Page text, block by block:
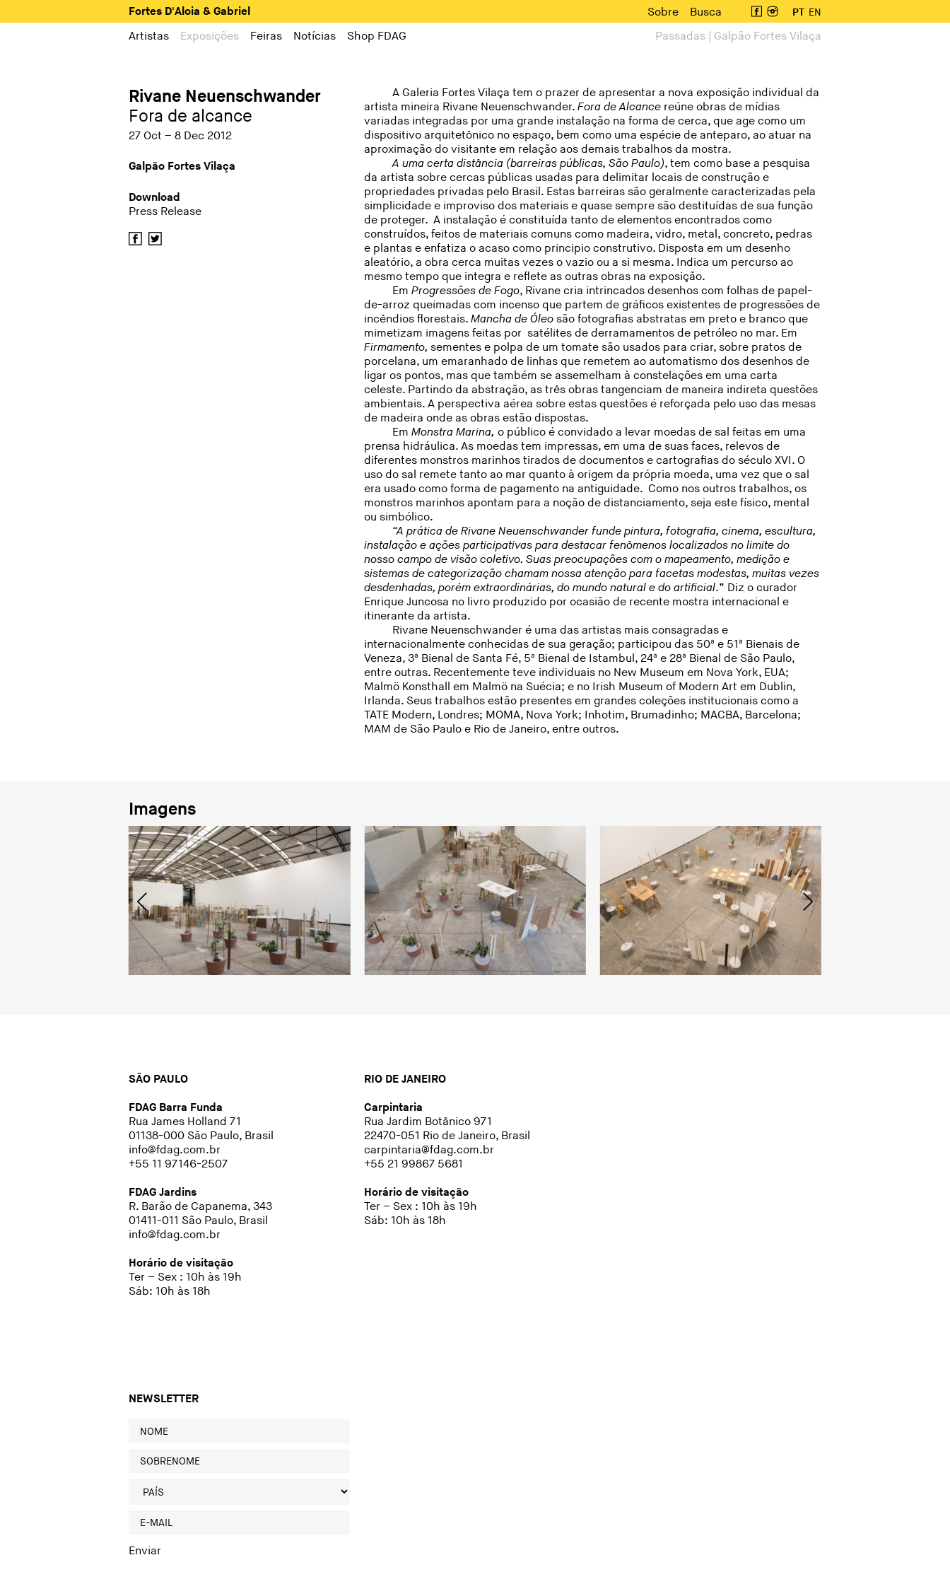
Fortes D'Aloia & Gabriel Sobre Busca PT EN
Artistas Exposições Feiras Notícias Shop FDAG Passadas | Galpão Fortes Vilaça
Rivane Neuenschwander
Fora de alcance
27 Oct – 8 Dec 2012
Galpão Fortes Vilaça
Download
Press Release
A Galeria Fortes Vilaça tem o prazer de apresentar a nova exposição individual da
artista mineira Rivane Neuenschwander.Fora de Alcance reúne obras de mídias
variadas integradas por uma grande instalação na forma de cerca, que age como um
dispositivo arquitetônico no espaço, bem como uma espécie de anteparo, ao atuar na
aproximação do visitante em relação aos demais trabalhos da mostra.
A uma certa distância (barreiras públicas, São Paulo), tem como base a pesquisa
da artista sobre cercas públicas usadas para delimitar locais de construção e
propriedades privadas pelo Brasil. Estas barreiras são geralmente caracterizadas pela
simplicidade e improviso dos materiais e quase sempre são destituídas de sua função
de proteger. A instalação é constituída tanto de elementos encontrados como
construídos, feitos de materiais comuns como madeira, vidro, metal, concreto, pedras
e plantas e enfatiza o acaso como principio construtivo. Disposta em um desenho
aleatório, a obra cerca muitas vezes o vazio ou a si mesma. Indica um percurso ao
mesmo tempo que integra e reflete as outras obras na exposição.
EmProgressões de Fogo, Rivane cria intrincados desenhos com folhas de papel-
de-arroz queimadas com incenso que partem de gráficos existentes de progressões de
incêndios florestais.Mancha de Óleo são fotografias abstratas em preto e branco que
mimetizam imagens feitas por satélites de derramamentos de petróleo no mar. Em
Firmamento,sementes e polpa de um tomate são usados para criar, sobre pratos de
porcelana, um emaranhado de linhas que remetem ao automatismo dos desenhos de
ligar os pontos, mas que também se assemelham à constelações em uma carta
celeste. Partindo da abstração, as três obras tangenciam de maneira indireta questões
ambientais. A perspectiva aérea sobre estas questões é reforçada pelo uso das mesas
de madeira onde as obras estão dispostas.
EmMonstra Marina, o público é convidado a levar moedas de sal feitas em uma
prensa hidráulica. As moedas tem impressas, em uma de suas faces, relevos de
diferentes monstros marinhos tirados de documentos e cartografias do século XVI. O
uso do sal remete tanto ao mar quanto à origem da própria moeda, uma vez que o sal
era usado como forma de pagamento na antiguidade. Como nos outros trabalhos, os
monstros marinhos apontam para a noção de distanciamento, seja este físico, mental
ou simbólico.
“A prática de Rivane Neuenschwander funde pintura, fotografia, cinema, escultura,
instalação e ações participativas para destacar fenômenos localizados no limite do
nosso campo de visão coletivo. Suas preocupações com o mapeamento, medição e
sistemas de categorização chamam nossa atenção para facetas modestas, muitas vezes
desdenhadas, porém extraordinárias, do mundo natural e do artificial.” Diz o curador
Enrique Juncosa no livro produzido por ocasião de recente mostra internacional e
itinerante da artista.
Rivane Neuenschwander é uma das artistas mais consagradas e
internacionalmente conhecidas de sua geração; participou das 50ª e 51ª Bienais de
Veneza, 3ª Bienal de Santa Fé, 5ª Bienal de Istambul, 24ª e 28ª Bienal de São Paulo,
entre outras. Recentemente teve individuais no New Museum em Nova York, EUA;
Malmö Konsthall em Malmö na Suécia; e no Irish Museum of Modern Art em Dublin,
Irlanda. Seus trabalhos estão presentes em grandes coleções institucionais como a
TATE Modern, Londres; MOMA, Nova York; Inhotim, Brumadinho; MACBA, Barcelona;
MAM de São Paulo e Rio de Janeiro, entre outros.
Imagens
SÃO PAULO
FDAG Barra Funda
Rua James Holland 71
01138-000 São Paulo, Brasil
info@fdag.com.br
+55 11 97146-2507
FDAG Jardins
R. Barão de Capanema, 343
01411-011 São Paulo, Brasil
info@fdag.com.br
Horário de visitação
Ter – Sex : 10h às 19h
Sáb: 10h às 18h
RIO DE JANEIRO
Carpintaria
Rua Jardim Botânico 971
22470-051 Rio de Janeiro, Brasil
carpintaria@fdag.com.br
+55 21 99867 5681
Horário de visitação
Ter – Sex : 10h às 19h
Sáb: 10h às 18h
NEWSLETTER